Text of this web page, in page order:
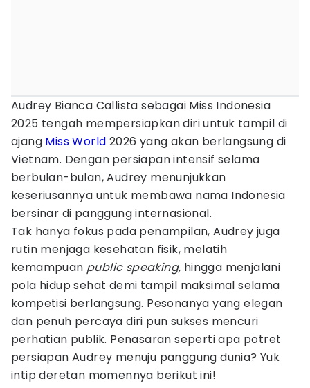
Audrey Bianca Callista sebagai Miss Indonesia
2025 tengah mempersiapkan diri untuk tampil di
ajang Miss World 2026 yang akan berlangsung di
Vietnam. Dengan persiapan intensif selama
berbulan-bulan, Audrey menunjukkan
keseriusannya untuk membawa nama Indonesia
bersinar di panggung internasional.
Tak hanya fokus pada penampilan, Audrey juga
rutin menjaga kesehatan fisik, melatih
kemampuan public speaking, hingga menjalani
pola hidup sehat demi tampil maksimal selama
kompetisi berlangsung. Pesonanya yang elegan
dan penuh percaya diri pun sukses mencuri
perhatian publik. Penasaran seperti apa potret
persiapan Audrey menuju panggung dunia? Yuk
intip deretan momennya berikut ini!